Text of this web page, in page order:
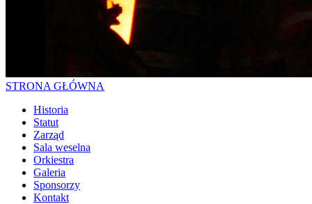
STRONA GŁÓWNA
Historia
Statut
Zarząd
Sala weselna
Orkiestra
Galeria
Sponsorzy
Kontakt